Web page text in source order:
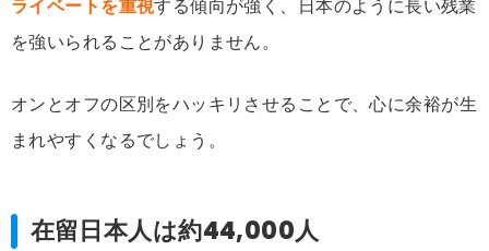
ライベートを重視する傾向が強く、日本のように長い残業
を強いられることがありません。
オンとオフの区別をハッキリさせることで、心に余裕が生
まれやすくなるでしょう。
在留日本人は約44,000人